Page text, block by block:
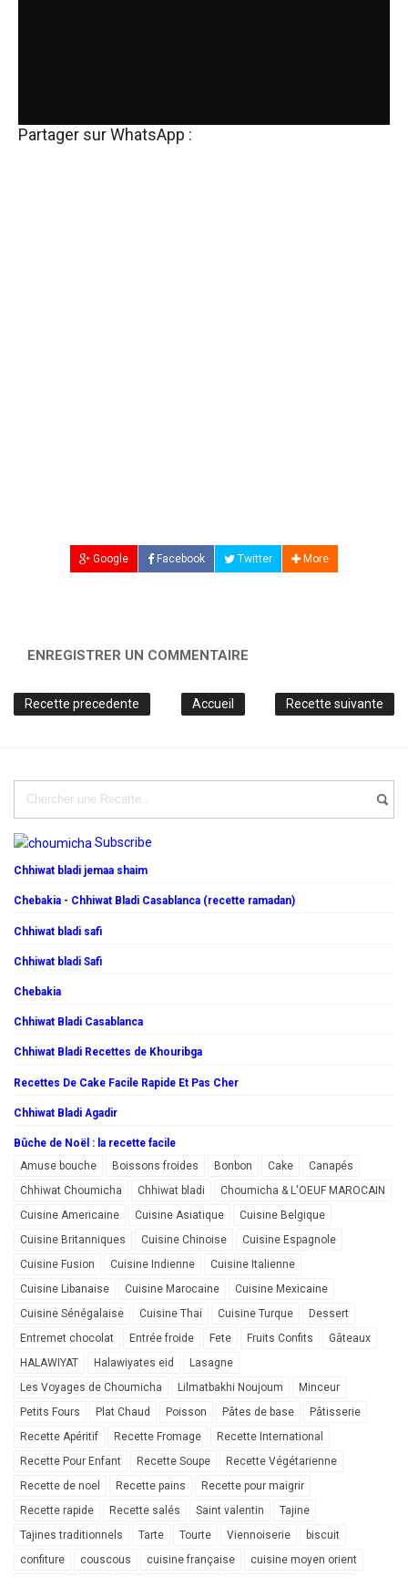
Partager sur WhatsApp :
Google Facebook Twitter More
ENREGISTRER UN COMMENTAIRE
Recette precedente Recette suivante
Accueil
Subscribe
Chhiwat bladi jemaa shaim
Chebakia - Chhiwat Bladi Casablanca (recette ramadan)
Chhiwat bladi safi
Chhiwat bladi Safi
Chebakia
Chhiwat Bladi Casablanca
Chhiwat Bladi Recettes de Khouribga
Recettes De Cake Facile Rapide Et Pas Cher
Chhiwat Bladi Agadir
Bûche de Noël : la recette facile
Amuse bouche
Boissons froides Bonbon Cake
Canapés
Chhiwat Choumicha
Chhiwat bladi
Choumicha & L'OEUF MAROCAIN
Cuisine Americaine
Cuisine Asiatique
Cuisine Belgique
Cuisine Britanniques
Cuisine Chinoise
Cuisine Espagnole
Cuisine Fusion
Cuisine Indienne
Cuisine Italienne
Cuisine Libanaise
Cuisine Marocaine
Cuisine Mexicaine
Cuisine Sénégalaise
Cuisine Thai Cuisine Turque
Dessert
Entremet chocolat
Entrée froide Fete Fruits Confits
Gâteaux
HALAWIYAT
Halawiyates eid
Lasagne
Les Voyages de Choumicha
Lilmatbakhi Noujoum
Minceur
Petits Fours
Plat Chaud Poisson Pâtes de base
Pâtisserie
Recette Apéritif
Recette Fromage
Recette International
Recette Pour Enfant
Recette Soupe
Recette Végétarienne
Recette de noel
Recette pains
Recette pour maigrir
Recette rapide
Recette salés Saint valentin
Tajine
Tajines traditionnels
Tarte Tourte Viennoiserie
biscuit
confiture
couscous cuisine française cuisine moyen orient